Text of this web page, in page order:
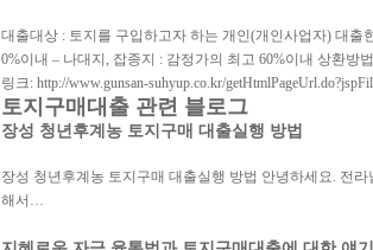
대출대상 : 토지를 구입하고자 하는 개인(개인사업자) 대출
0%이내 – 나대지, 잡종지 : 감정가의 최고 60%이내 상환
링크: http://www.gunsan-suhyup.co.kr/
토지구매대출 관련 블로그
장성 청년후계농 토지구매 대출실행 방법
장성 청년후계농 토지구매 대출실행 방법 안녕하세요. 전
해서…